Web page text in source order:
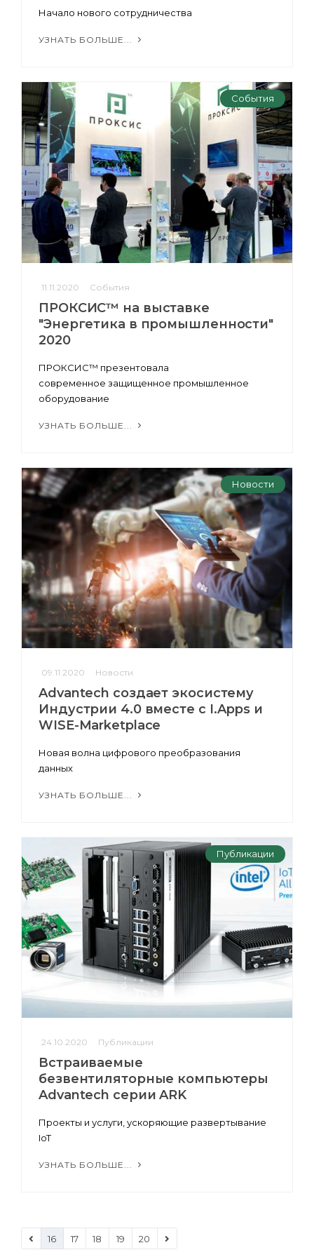
Начало нового сотрудничества
УЗНАТЬ БОЛЬШЕ...
События
11.11.2020 События
ПРОКСИС™ на выставке
"Энергетика в промышленности"
2020
ПРОКСИС™ презентовала
современное защищенное промышленное
оборудование
УЗНАТЬ БОЛЬШЕ...
Новости
09.11.2020 Новости
Advantech создает экосистему
Индустрии 4.0 вместе с I.Apps и
WISE-Marketplace
Новая волна цифрового преобразования
данных
УЗНАТЬ БОЛЬШЕ...
Публикации
24.10.2020 Публикации
Встраиваемые
безвентиляторные компьютеры
Advantech серии ARK
Проекты и услуги, ускоряющие развертывание
IoT
УЗНАТЬ БОЛЬШЕ...
16 17 18 19 20